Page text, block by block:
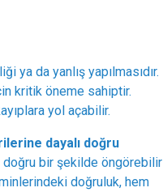
ya da yanlış yapılmasıdır.
kritik öneme sahiptir.
yol açabilir.
dayalı doğru
bir şekilde öngörebilir
doğruluk, hem